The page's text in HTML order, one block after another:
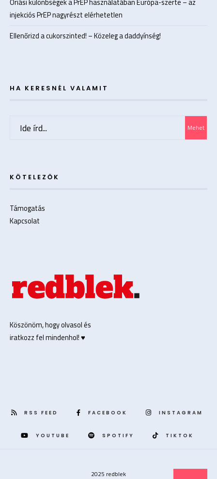
Óriási különbségek a PrEP használatában Európa-szerte – az
injekciós PrEP nagyrészt elérhetetlen
Ellenőrizd a cukorszinted! – Közeleg a daddyínség!
HA KERESNÉL VALAMIT
Mehet
KÖTELEZŐK
Támogatás
Kapcsolat
Köszönöm, hogy olvasol és
iratkozz fel mindenhol! ♥️
RSS FEED FACEBOOK INSTAGRAM
YOUTUBE SPOTIFY TIKTOK
2025 redblek